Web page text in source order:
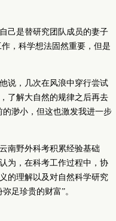
己是替研究团队成员的妻子
，科学想法固然重要，但是
说，几次在风浪中穿行尝试
了解大自然的规律之后再去
渺小，但这也激发我进一步
南野外科考积累经验基础
为，在科考工作过程中，协
的理解以及对自然科学研究
足珍贵的财富”。